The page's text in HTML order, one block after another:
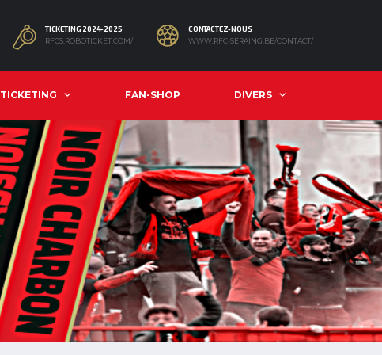
TICKETING 2024-2025
RFCS.ROBOTICKET.COM/
CONTACTEZ-NOUS
WWW.RFC-SERAING.BE/CONTACT/
TICKETING FAN-SHOP DIVERS